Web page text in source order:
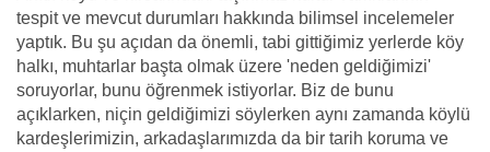
tespit ve mevcut durumları hakkında bilimsel incelemeler
yaptık. Bu şu açıdan da önemli, tabi gittiğimiz yerlerde köy
halkı, muhtarlar başta olmak üzere 'neden geldiğimizi'
soruyorlar, bunu öğrenmek istiyorlar. Biz de bunu
açıklarken, niçin geldiğimizi söylerken aynı zamanda köylü
kardeşlerimizin, arkadaşlarımızda da bir tarih koruma ve